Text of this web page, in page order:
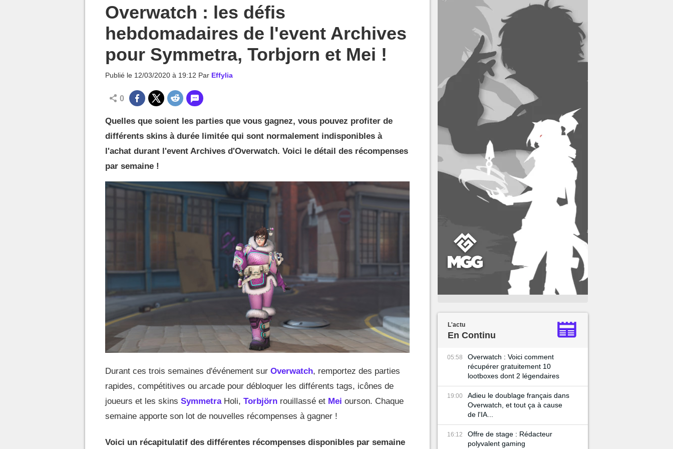
Overwatch : les défis
hebdomadaires de l'event Archives
pour Symmetra, Torbjorn et Mei !
Publié le 12/03/2020 à 19:12 Par Effylia
0
Quelles que soient les parties que vous gagnez, vous pouvez profiter de
différents skins à durée limitée qui sont normalement indisponibles à
l'achat durant l'event Archives d'Overwatch. Voici le détail des récompenses
par semaine !
Durant ces trois semaines d'événement sur Overwatch, remportez des parties
rapides, compétitives ou arcade pour débloquer les différents tags, icônes de
joueurs et les skins SymmetraHoli, Torbjörn rouillassé et Mei ourson. Chaque
semaine apporte son lot de nouvelles récompenses à gagner !
Voici un récapitulatif des différentes récompenses disponibles par semaine
L'actu
En Continu
05:58
Overwatch : Voici comment
récupérer gratuitement 10
lootboxes dont 2 légendaires
19:00
Adieu le doublage français dans
Overwatch, et tout ça à cause
de l'IA...
16:12
Offre de stage : Rédacteur
polyvalent gaming